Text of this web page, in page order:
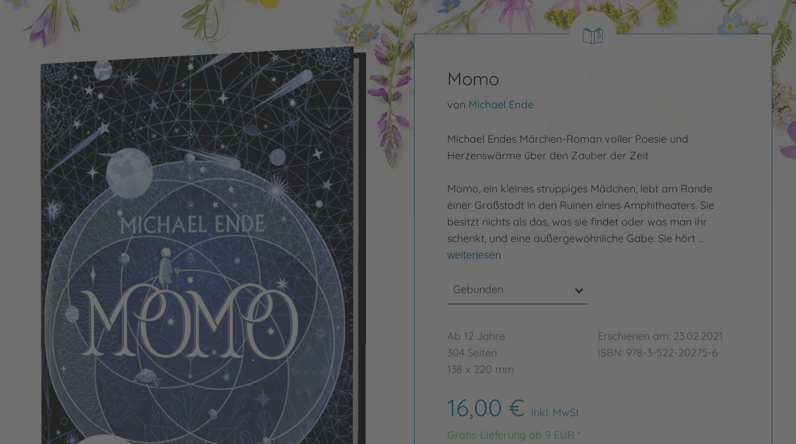
Momo
von Michael Ende
Michael Endes Märchen-Roman voller Poesie und
Herzenswärme über den Zauber der Zeit
Momo, ein kleines struppiges Mädchen, lebt am Rande
einer Großstadt in den Ruinen eines Amphitheaters. Sie
besitzt nichts als das, was sie findet oder was man ihr
schenkt, und eine außergewöhnliche Gabe: Sie hört …
weiterlesen
Gebunden
Ab 12 Jahre
304 Seiten
138 x 220 mm
Erschienen am: 23.02.2021
ISBN: 978-3-522-20275-6
16,00 € inkl. MwSt
Gratis-Lieferung ab 9 EUR *